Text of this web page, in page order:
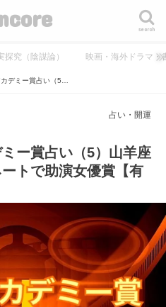
search
探究（陰謀論） 映画・海外ドラマ・
占い・開運
ミー賞占い（5）山羊座
トで助演女優賞【有